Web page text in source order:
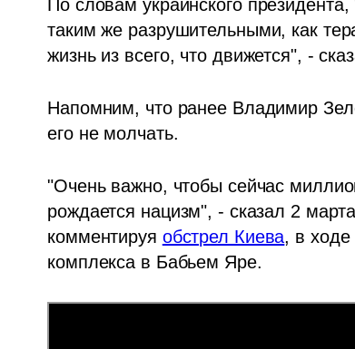
По словам украинского
таким же разрушительными, как
жизнь из всего, что движется", -
Напомним, что ранее Владимир
его не молчать.
"Очень важно, чтобы сейчас
рождается нацизм", - сказал 2
комментируя обстрел Киева, в ходе
комплекса в Бабьем Яре.